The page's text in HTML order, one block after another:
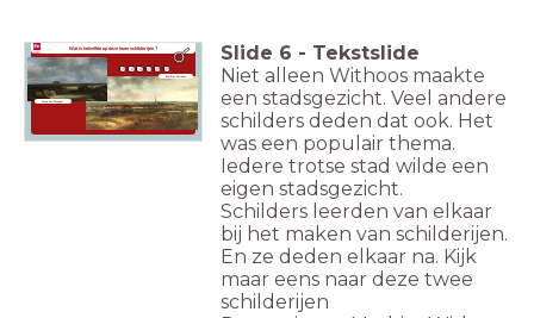
Mathias Withoos
Jacob van Ruisdael
Wat is hetzelfde op deze twee schilderijen ? Slide 6 - Tekstslide
Niet alleen Withoos maakte
een stadsgezicht. Veel andere
schilders deden dat ook. Het
was een populair thema.
Iedere trotse stad wilde een
eigen stadsgezicht.
Schilders leerden van elkaar
bij het maken van schilderijen.
En ze deden elkaar na. Kijk
maar eens naar deze twee
schilderijen